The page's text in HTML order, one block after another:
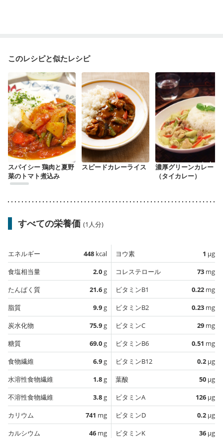
このレシピと似たレシピ
スパイシー 鶏肉と夏野
菜のトマト煮込み
スピードカレーライス
濃厚グリーンカレー
（タイカレー）
すべての栄養価 (1人分)
エネルギー 448 kcal
食塩相当量
2.0g
たんぱく質
21.6g
脂質
9.9g
炭水化物
75.9g
糖質
69.0g
食物繊維
6.9g
水溶性食物繊維
1.8g
不溶性食物繊維
3.8g
カリウム
741 mg
カルシウム
46 mg
ヨウ素 1 µg
コレステロール
73 mg
ビタミンB1
0.22 mg
ビタミンB2
0.23 mg
ビタミンC
29 mg
ビタミンB6
0.51 mg
ビタミンB12
0.2 µg
葉酸
50 µg
ビタミンA
126 µg
ビタミンD
0.2 µg
ビタミンK
36 µg